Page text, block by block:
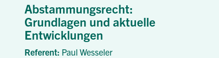
Abstammungsrecht:
Grundlagen und aktuelle
Entwicklungen
Referent: Paul Wesseler